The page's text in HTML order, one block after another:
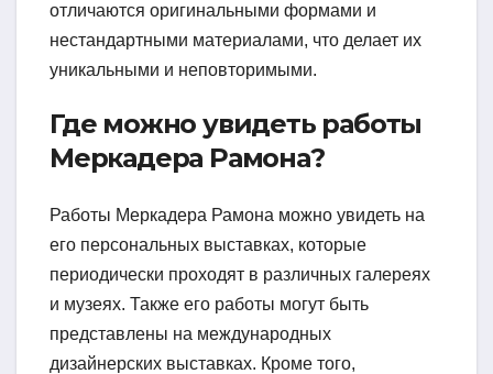
отличаются оригинальными формами и
нестандартными материалами, что делает их
уникальными и неповторимыми.
Где можно увидеть работы
Меркадера Рамона?
Работы Меркадера Рамона можно увидеть на
его персональных выставках, которые
периодически проходят в различных галереях
и музеях. Также его работы могут быть
представлены на международных
дизайнерских выставках. Кроме того,